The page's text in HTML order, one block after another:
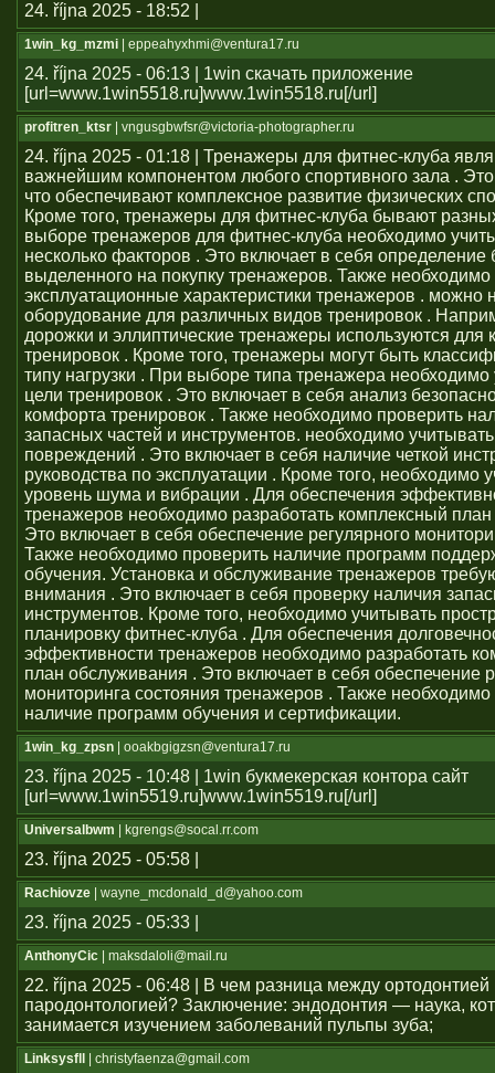
24. října 2025 - 18:52 |
1win_kg_mzmi | eppeahyxhmi@ventura17.ru
24. října 2025 - 06:13 | 1win скачать приложение
[url=www.1win5518.ru]www.1win5518.ru[/url]
profitren_ktsr | vngusgbwfsr@victoria-photographer.ru
24. října 2025 - 01:18 | Тренажеры для фитнес-клуба
важнейшим компонентом любого спортивного зала .
что обеспечивают комплексное развитие физических
Кроме того, тренажеры для фитнес-клуба бывают
выборе тренажеров для фитнес-клуба необходимо
несколько факторов . Это включает в себя определение
выделенного на покупку тренажеров. Также необходимо
эксплуатационные характеристики тренажеров . можно
оборудование для различных видов тренировок .
дорожки и эллиптические тренажеры используются для
тренировок . Кроме того, тренажеры могут быть
типу нагрузки . При выборе типа тренажера необходимо
цели тренировок . Это включает в себя анализ
комфорта тренировок . Также необходимо проверить
запасных частей и инструментов. необходимо
повреждений . Это включает в себя наличие четкой
руководства по эксплуатации . Кроме того, необходимо
уровень шума и вибрации . Для обеспечения
тренажеров необходимо разработать комплексный план
Это включает в себя обеспечение регулярного
Также необходимо проверить наличие программ
обучения. Установка и обслуживание тренажеров
внимания . Это включает в себя проверку наличия
инструментов. Кроме того, необходимо учитывать
планировку фитнес-клуба . Для обеспечения
эффективности тренажеров необходимо разработать
план обслуживания . Это включает в себя обеспечение
мониторинга состояния тренажеров . Также необходимо
наличие программ обучения и сертификации.
1win_kg_zpsn | ooakbgigzsn@ventura17.ru
23. října 2025 - 10:48 | 1win букмекерская контора сайт
[url=www.1win5519.ru]www.1win5519.ru[/url]
Universalbwm | kgrengs@socal.rr.com
23. října 2025 - 05:58 |
Rachiovze | wayne_mcdonald_d@yahoo.com
23. října 2025 - 05:33 |
AnthonyCic | maksdaloli@mail.ru
22. října 2025 - 06:48 | В чем разница между ортодонтией
пародонтологией? Заключение: эндодонтия — наука,
занимается изучением заболеваний пульпы зуба;
Linksysfll | christyfaenza@gmail.com